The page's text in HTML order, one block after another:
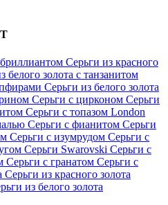
Серьги из красного
белого золота с танзанитом
Серьги из белого золота
Серьги с цирконом Серьги
Серьги с топазом London
Серьги с фианитом Серьги
Серьги с изумрудом Серьги с
Серьги Swarovski Серьги с
Серьги с гранатом Серьги с
Серьги из красного золота
из белого золота